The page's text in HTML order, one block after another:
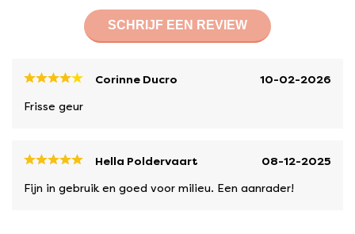
SCHRIJF EEN REVIEW
Corinne Ducro
10-02-2026
Frisse geur
Hella Poldervaart
08-12-2025
Fijn in gebruik en goed voor milieu. Een aanrader!